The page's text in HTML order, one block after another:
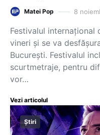
Matei Pop 8
Festivalul internațional
vineri şi se va
București. Festivalul
scurtmetraje, pentru
vor…
Vezi articolul
Știri